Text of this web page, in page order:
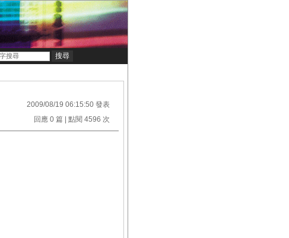
2009/08/19 06:15:50 發表
回應 0 篇 | 點閱 4596 次